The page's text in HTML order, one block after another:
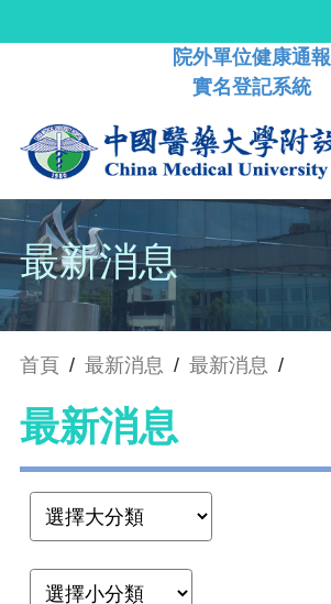
院外單位健康通報
實名登記系統
最新消息
首頁 / 最新消息 / 最新消息 /
最新消息